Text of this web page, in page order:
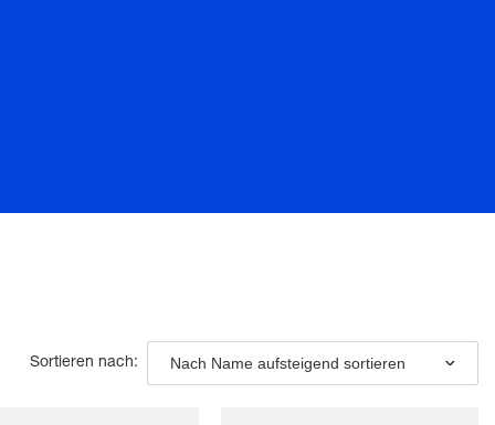
Sortieren nach: Nach Name aufsteigend sortieren